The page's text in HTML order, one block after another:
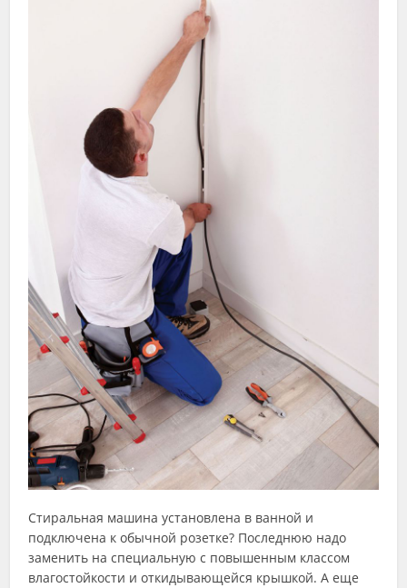
Стиральная машина установлена в ванной и
подключена к обычной розетке? Последнюю надо
заменить на специальную с повышенным классом
влагостойкости и откидывающейся крышкой. А еще